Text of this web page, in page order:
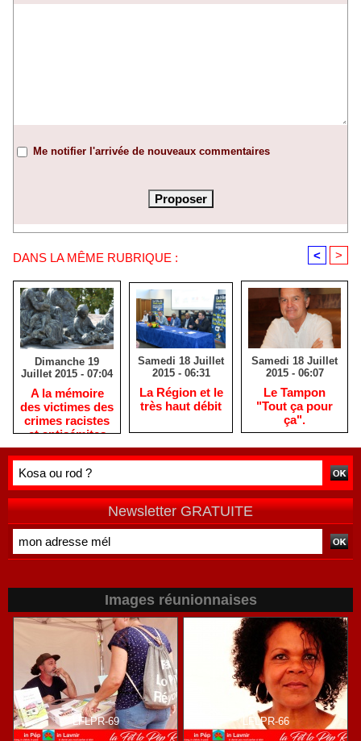
Me notifier l'arrivée de nouveaux commentaires
DANS LA MÊME RUBRIQUE : < >
Dimanche 19
Juillet 2015 - 07:04
A la mémoire
des victimes des
crimes racistes
et antisémites
Samedi 18 Juillet
2015 - 06:31
La Région et le
très haut débit
Samedi 18 Juillet
2015 - 06:07
Le Tampon
"Tout ça pour
ça".
Newsletter GRATUITE
Images réunionnaises
LFLPR-69 LFLPR-66